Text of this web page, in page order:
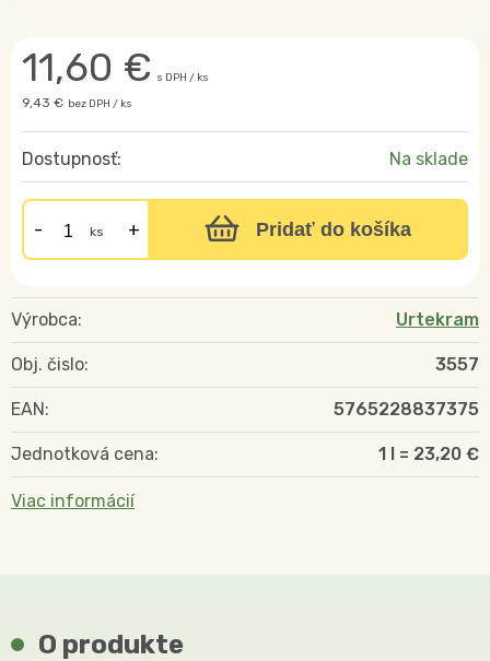
11,60 € s DPH / ks
9,43 € bez DPH / ks
Dostupnosť: Na sklade
ks Pridať do košíka
Výrobca: Urtekram
Obj. čislo: 3557
EAN: 5765228837375
Jednotková cena: 1 l = 23,20 €
Viac informácií
O produkte